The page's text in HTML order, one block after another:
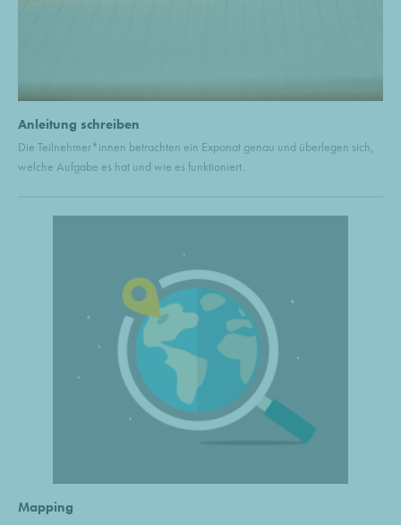
Anleitung schreiben
Die Teilnehmer*innen betrachten ein Exponat genau und überlegen sich,
welche Aufgabe es hat und wie es funktioniert.
Mapping